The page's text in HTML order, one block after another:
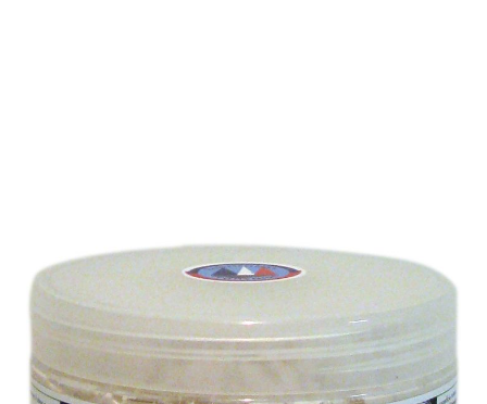
PATE RENOVANTE BATEAU
PNEUMATIQUE
Référence : 160M